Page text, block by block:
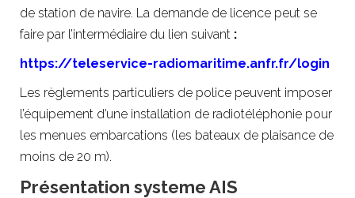
de station de navire. La demande de licence peut se
faire par l’intermédiaire du lien suivant :
https://teleservice-radiomaritime.anfr.fr/login
Les règlements particuliers de police peuvent imposer
l’équipement d’une installation de radiotéléphonie pour
les menues embarcations (les bateaux de plaisance de
moins de 20 m).
Présentation systeme AIS